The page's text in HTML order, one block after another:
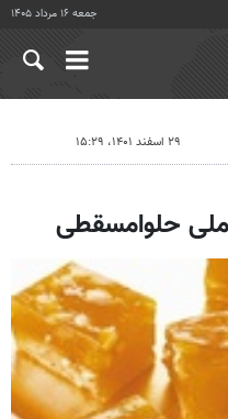
جمعه ۱۶ مرداد ۱۴۰۵
۲۹ اسفند ۱۴۰۱، ۱۵:۲۹
ملی حلوامسقطی